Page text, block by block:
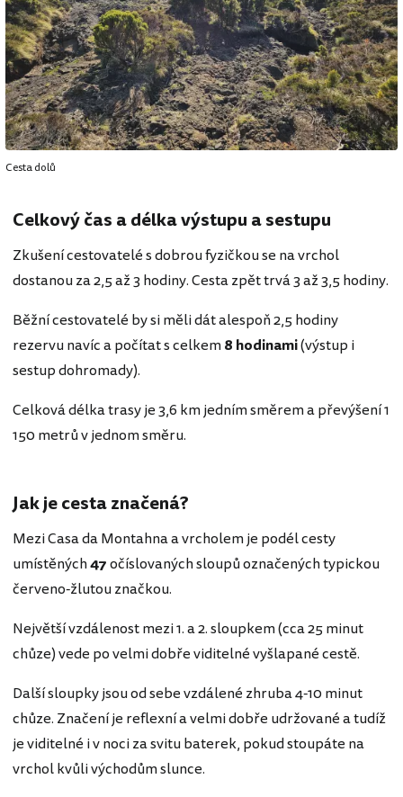
Cesta dolů
Celkový čas a délka výstupu a sestupu
Zkušení cestovatelé s dobrou fyzičkou se na vrchol
dostanou za 2,5 až 3 hodiny. Cesta zpět trvá 3 až 3,5 hodiny.
Běžní cestovatelé by si měli dát alespoň 2,5 hodiny
rezervu navíc a počítat s celkem8 hodinami(výstup i
sestup dohromady).
Celková délka trasy je 3,6 km jedním směrem a převýšení 1
150 metrů v jednom směru.
Jak je cesta značená?
Mezi Casa da Montahna a vrcholem je podél cesty
umístěných47očíslovaných sloupů označených typickou
červeno-žlutou značkou.
Největší vzdálenost mezi 1. a 2. sloupkem (cca 25 minut
chůze) vede po velmi dobře viditelné vyšlapané cestě.
Další sloupky jsou od sebe vzdálené zhruba 4-10 minut
chůze. Značení je reflexní a velmi dobře udržované a tudíž
je viditelné i v noci za svitu baterek, pokud stoupáte na
vrchol kvůli východům slunce.